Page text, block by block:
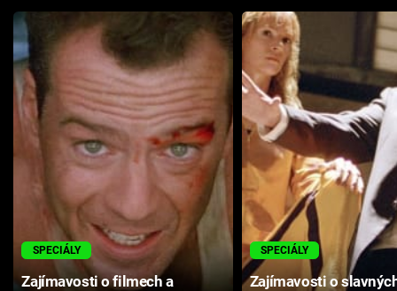
SPECIÁLY
Zajímavosti o filmech a
SPECIÁLY
Zajímavosti o